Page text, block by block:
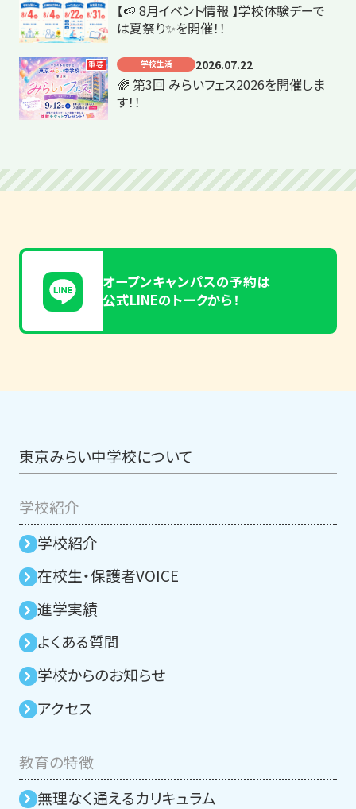
【🍉 8月イベント情報 】学校体験デーで
は夏祭り✨を開催！！
重要 学校生活 2026.07.22
🌈 第3回 みらいフェス2026を開催しま
す！！
オープンキャンパスの予約は
公式LINEのトークから！
東京みらい中学校について
学校紹介
学校紹介
在校生・保護者VOICE
進学実績
よくある質問
学校からのお知らせ
アクセス
教育の特徴
無理なく通えるカリキュラム